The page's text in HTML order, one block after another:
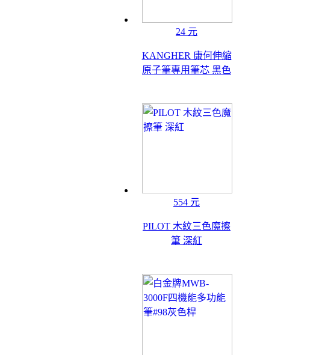
24 元
KANGHER 康何伸縮
原子筆專用筆芯 黑色
554 元
PILOT 木紋三色魔擦
筆 深紅